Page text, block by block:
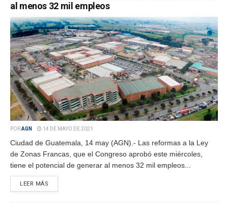
al menos 32 mil empleos
PORAGN 14 DE MAYO DE 2021
Ciudad de Guatemala, 14 may (AGN).- Las reformas a la Ley
de Zonas Francas, que el Congreso aprobó este miércoles,
tiene el potencial de generar al menos 32 mil empleos...
LEER MÁS